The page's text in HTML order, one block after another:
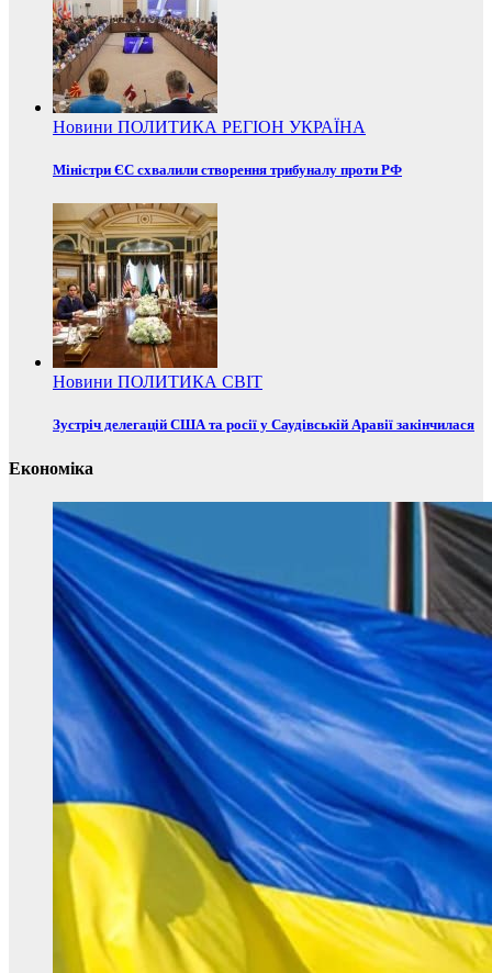
Новини ПОЛИТИКА РЕГІОН УКРАЇНА
Міністри ЄС схвалили створення трибуналу проти РФ
Новини ПОЛИТИКА СВІТ
Зустріч делегацій США та росії у Саудівській Аравії закінчилася
Економіка